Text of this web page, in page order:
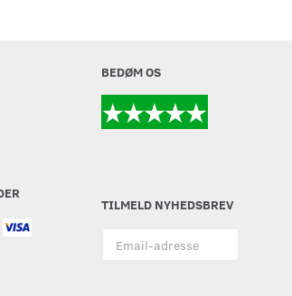
BEDØM OS
TILMELD NYHEDSBREV
adresse